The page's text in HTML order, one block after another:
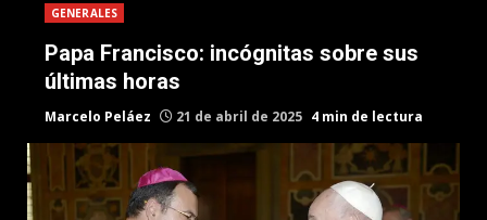
GENERALES
Papa Francisco: incógnitas sobre sus
últimas horas
Marcelo Peláez 21 de abril de 2025 4 min de lectura